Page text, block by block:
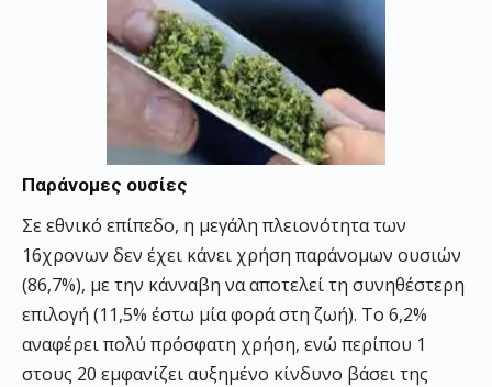
Παράνομες ουσίες
Σε εθνικό επίπεδο, η μεγάλη πλειονότητα των
16χρονων δεν έχει κάνει χρήση παράνομων ουσιών
(86,7%), με την κάνναβη να αποτελεί τη συνηθέστερη
επιλογή (11,5% έστω μία φορά στη ζωή). Το 6,2%
αναφέρει πολύ πρόσφατη χρήση, ενώ περίπου 1
στους 20 εμφανίζει αυξημένο κίνδυνο βάσει της